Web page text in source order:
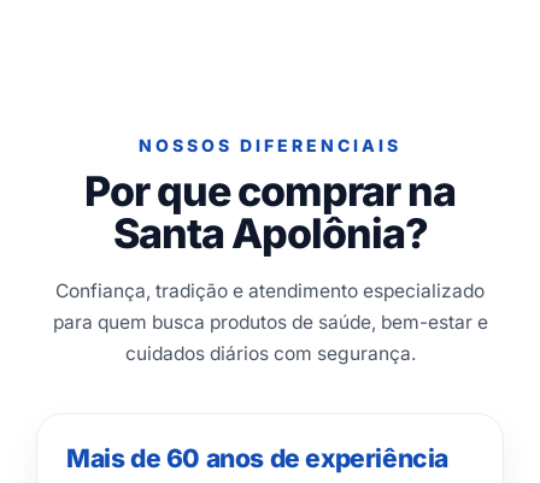
NOSSOS DIFERENCIAIS
Por que comprar na
Santa Apolônia?
Confiança, tradição e atendimento especializado
para quem busca produtos de saúde, bem-estar e
cuidados diários com segurança.
Mais de 60 anos de experiência